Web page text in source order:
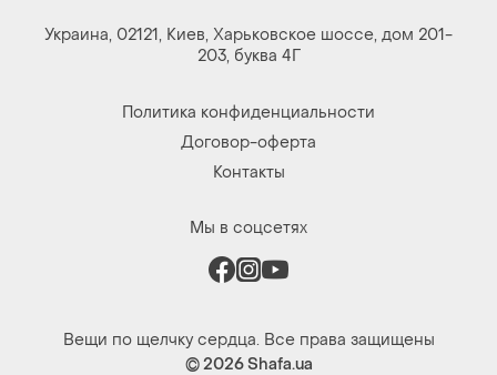
Украина, 02121, Киев, Харьковское шоссе, дом 201-
203, буква 4Г
Политика конфиденциальности
Договор-оферта
Контакты
Мы в соцсетях
Вещи по щелчку сердца. Все права защищены
© 2026Shafa.ua